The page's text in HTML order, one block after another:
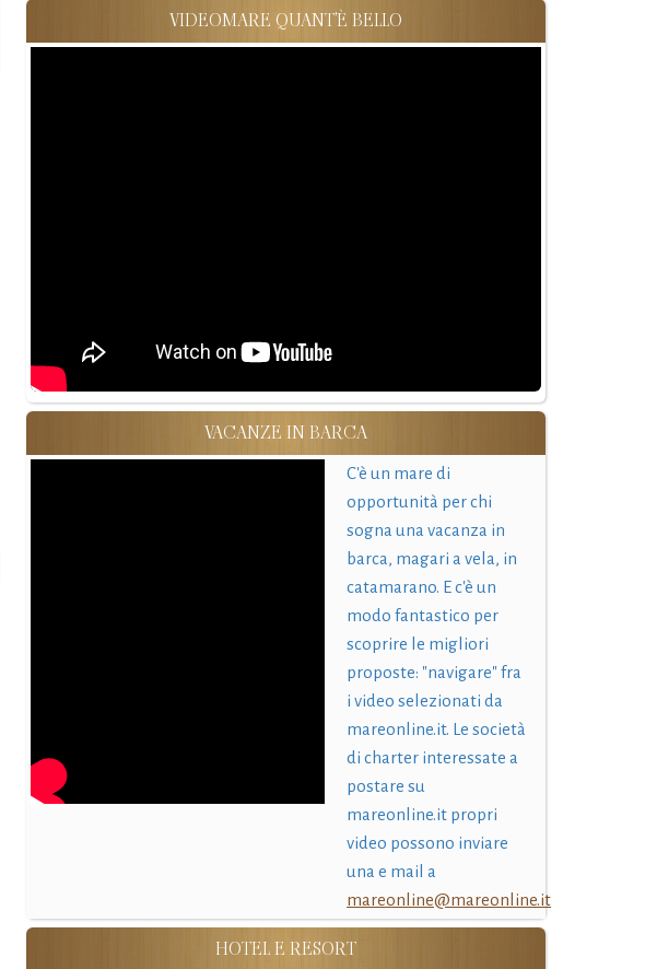
VIDEOMARE QUANT'È BELLO
VACANZE IN BARCA
C'è un mare di
opportunità per chi
sogna una vacanza in
barca, magari a vela, in
catamarano. E c'è un
modo fantastico per
scoprire le migliori
proposte: "navigare" fra
i video selezionati da
mareonline.it. Le società
di charter interessate a
postare su
mareonline.it propri
video possono inviare
una e mail a
mareonline@mareonline.it
HOTEL E RESORT